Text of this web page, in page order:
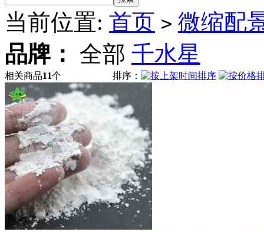
当前位置: 首页 > 微缩配
品牌：
全部 千水星
相关商品11个 排序：